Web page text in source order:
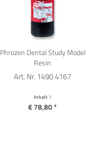
Phrozen Dental Study Model
Resin
Art. Nr. 1490 4167
Inhalt 1
€ 78,80 *